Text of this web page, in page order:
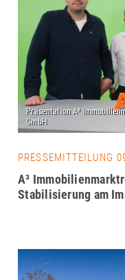
PRESSEMITTEILUNG
A³
Stabilisierung am